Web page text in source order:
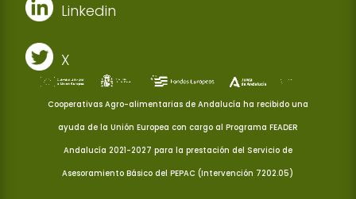
Linkedin
X
Cooperativas Agro-alimentarias de Andalucía ha recibido una
ayuda de la Unión Europea con cargo al Programa FEADER
Andalucía 2021-2027 para la prestación del Servicio de
Asesoramiento Básico del PEPAC (Intervención 7202.05)